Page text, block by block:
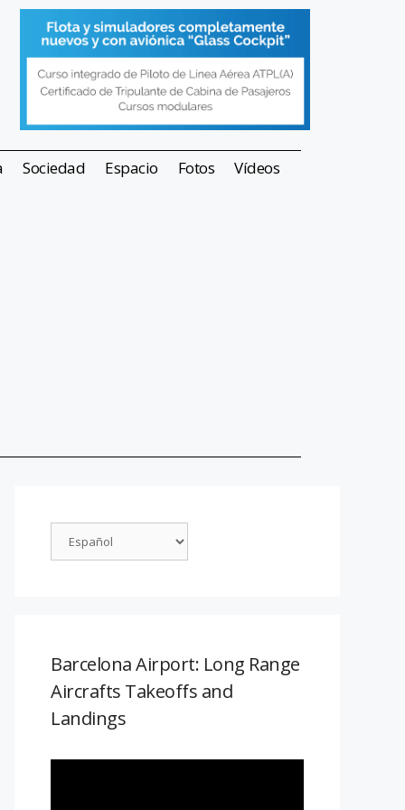
Sociedad Espacio Fotos Vídeos
Barcelona Airport: Long Range
Aircrafts Takeoffs and
Landings